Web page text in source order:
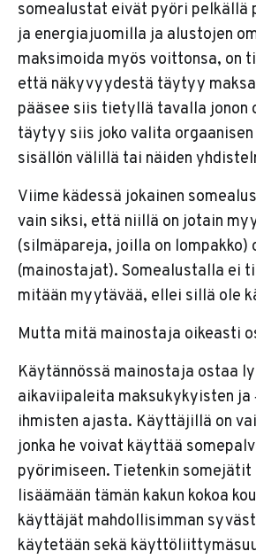
somealustat eivät pyöri pelkällä
ja energiajuomilla ja alustojen
maksimoida myös voittonsa, on
että näkyvyydestä täytyy
pääsee siis tietyllä tavalla jonon
täytyy siis joko valita orgaanisen
sisällön välillä tai näiden
Viime kädessä jokainen
vain siksi, että niillä on jotain
(silmäpareja, joilla on lompakko)
(mainostajat). Somealustalla ei
mitään myytävää, ellei sillä ole
Mutta mitä mainostaja oikeasti
Käytännössä mainostaja ostaa
aikaviipaleita maksukykyisten ja
ihmisten ajasta. Käyttäjillä on
jonka he voivat käyttää
pyörimiseen. Tietenkin
lisäämään tämän kakun kokoa
käyttäjät mahdollisimman
käytetään sekä